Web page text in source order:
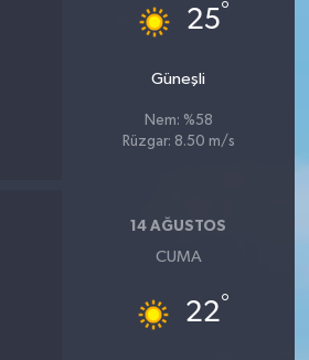
25°
Güneşli
Nem: %58
Rüzgar: 8.50 m/s
14 AĞUSTOS
CUMA
22°